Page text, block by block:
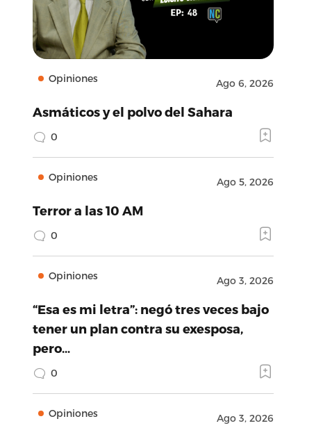
Opiniones Ago 6, 2026
Asmáticos y el polvo del Sahara
0
Opiniones Ago 5, 2026
Terror a las 10 AM
0
Opiniones Ago 3, 2026
“Esa es mi letra”: negó tres veces bajo
tener un plan contra su exesposa,
pero…
0
Opiniones Ago 3, 2026